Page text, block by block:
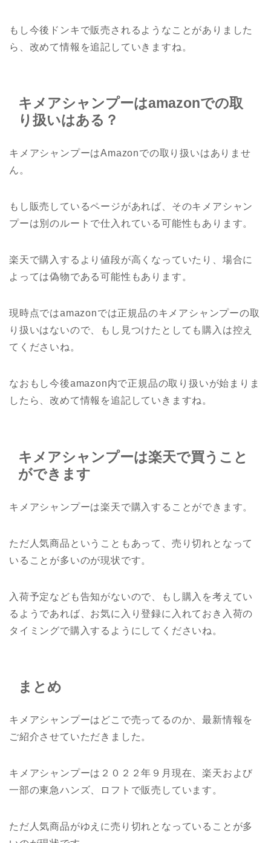
もし今後ドンキで販売されるようなことがありました
ら、改めて情報を追記していきますね。
キメアシャンプーはamazonでの取
り扱いはある？
キメアシャンプーはAmazonでの取り扱いはありませ
ん。
もし販売しているページがあれば、そのキメアシャン
プーは別のルートで仕入れている可能性もあります。
楽天で購入するより値段が高くなっていたり、場合に
よっては偽物である可能性もあります。
現時点ではamazonでは正規品のキメアシャンプーの取
り扱いはないので、もし見つけたとしても購入は控え
てくださいね。
なおもし今後amazon内で正規品の取り扱いが始まりま
したら、改めて情報を追記していきますね。
キメアシャンプーは楽天で買うこと
ができます
キメアシャンプーは楽天で購入することができます。
ただ人気商品ということもあって、売り切れとなって
いることが多いのが現状です。
入荷予定なども告知がないので、もし購入を考えてい
るようであれば、お気に入り登録に入れておき入荷の
タイミングで購入するようにしてくださいね。
まとめ
キメアシャンプーはどこで売ってるのか、最新情報を
ご紹介させていただきました。
キメアシャンプーは２０２２年９月現在、楽天および
一部の東急ハンズ、ロフトで販売しています。
ただ人気商品がゆえに売り切れとなっていることが多